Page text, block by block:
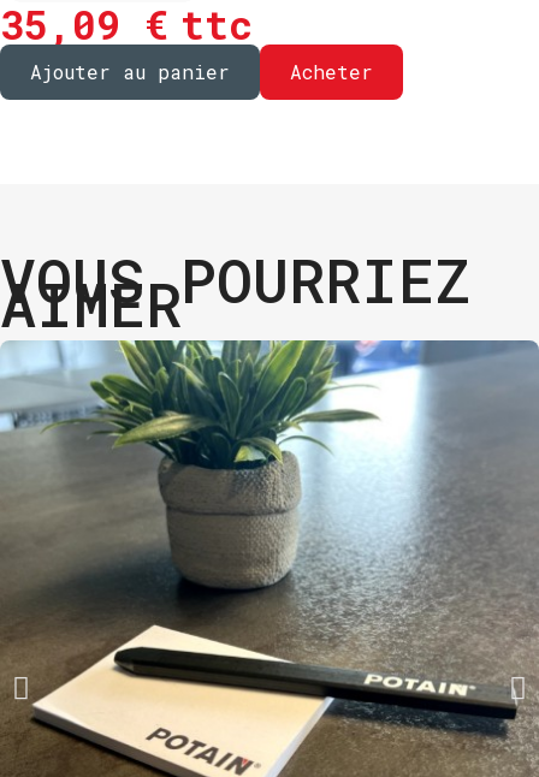
35,09 € ttc
Ajouter au panier Acheter
VOUS POURRIEZ
AIMER